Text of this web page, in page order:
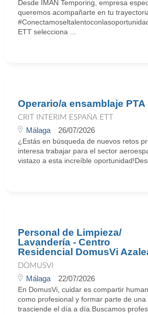
Desde IMAN Temporing, empresa
queremos acompañarte en tu
ETT selecciona ...
Operario/a ensamblaje PTA
CRIT INTERIM ESPAÑA ETT
Málaga 26/07/2026
¿Estás en búsqueda de nuevos retos
interesa trabajar para el sector
vistazo a esta increíble
Personal de Limpieza/
Lavandería - Centro
Residencial DomusVi
DOMUSVI
Málaga 22/07/2026
En DomusVi, cuidar es compartir
como profesional y formar parte de una
trasciende el día a día.Buscamos